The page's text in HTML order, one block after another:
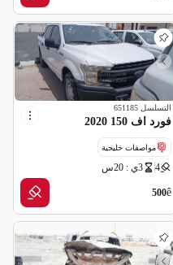
التسلسل 651185
فورد اف 150 2020
مواصفات خليجية
4 3ي : 20س
ê
500